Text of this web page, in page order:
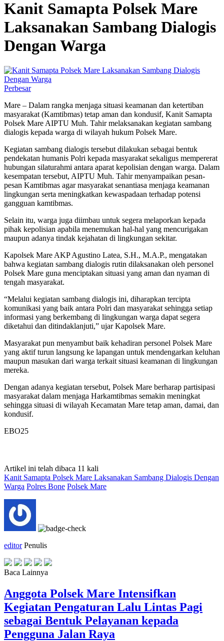
Kanit Samapta Polsek Mare
Laksanakan Sambang Dialogis
Dengan Warga
Perbesar
Mare – Dalam rangka menjaga situasi keamanan dan ketertiban
masyarakat (Kamtibmas) tetap aman dan kondusif, Kanit Samapta
Polsek Mare AIPTU Muh. Tahir melaksanakan kegiatan sambang
dialogis kepada warga di wilayah hukum Polsek Mare.
Kegiatan sambang dialogis tersebut dilakukan sebagai bentuk
pendekatan humanis Polri kepada masyarakat sekaligus mempererat
hubungan silaturahmi antara aparat kepolisian dengan warga. Dalam
kesempatan tersebut, AIPTU Muh. Tahir menyampaikan pesan-
pesan Kamtibmas agar masyarakat senantiasa menjaga keamanan
lingkungan serta meningkatkan kewaspadaan terhadap potensi
gangguan kamtibmas.
Selain itu, warga juga diimbau untuk segera melaporkan kepada
pihak kepolisian apabila menemukan hal-hal yang mencurigakan
maupun adanya tindak kejahatan di lingkungan sekitar.
Kapolsek Mare AKP Agustino Latea, S.H., M.A.P., mengatakan
bahwa kegiatan sambang dialogis rutin dilaksanakan oleh personel
Polsek Mare guna menciptakan situasi yang aman dan nyaman di
tengah masyarakat.
“Melalui kegiatan sambang dialogis ini, diharapkan tercipta
komunikasi yang baik antara Polri dan masyarakat sehingga setiap
informasi yang berkembang di lingkungan warga dapat segera
diketahui dan ditindaklanjuti,” ujar Kapolsek Mare.
Masyarakat pun menyambut baik kehadiran personel Polsek Mare
yang aktif turun langsung ke lapangan untuk mendengarkan keluhan
maupun masukan dari warga terkait situasi keamanan di lingkungan
mereka.
Dengan adanya kegiatan tersebut, Polsek Mare berharap partisipasi
masyarakat dalam menjaga Harkamtibmas semakin meningkat
sehingga situasi di wilayah Kecamatan Mare tetap aman, damai, dan
kondusif.
EBO25
Artikel ini telah dibaca 11 kali
Kanit Samapta Polsek Mare Laksanakan Sambang Dialogis Dengan
Warga Polres Bone Polsek Mare
editor Penulis
Baca Lainnya
Anggota Polsek Mare Intensifkan
Kegiatan Pengaturan Lalu Lintas Pagi
sebagai Bentuk Pelayanan kepada
Pengguna Jalan Raya